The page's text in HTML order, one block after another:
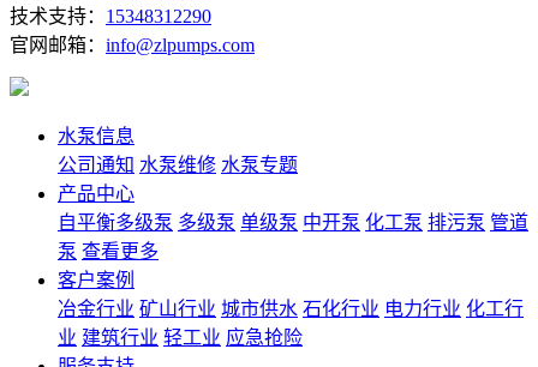
技术支持： 15348312290
官网邮箱： info@zlpumps.com
水泵信息
公司通知 水泵维修 水泵专题
产品中心
自平衡多级泵 多级泵 单级泵 中开泵 化工泵 排污泵 管道
泵 查看更多
客户案例
冶金行业 矿山行业 城市供水 石化行业 电力行业 化工行
业 建筑行业 轻工业 应急抢险